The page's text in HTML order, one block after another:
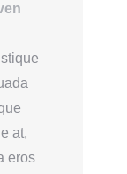
at,
eros